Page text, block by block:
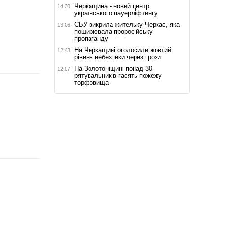
14:30
Черкащина - новий центр
українського пауерліфтингу
13:06
СБУ викрила жительку Черкас, яка
поширювала проросійську
пропаганду
12:43
На Черкащині оголосили жовтий
рівень небезпеки через грози
12:07
На Золотоніщині понад 30
рятувальників гасять пожежу
торфовища